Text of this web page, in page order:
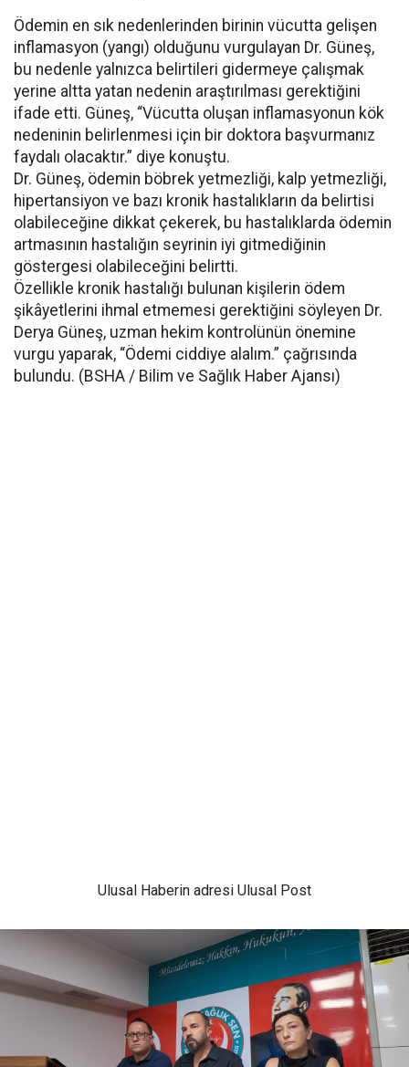
Ödemin en sık nedenlerinden birinin vücutta gelişen
inflamasyon (yangı) olduğunu vurgulayan Dr. Güneş,
bu nedenle yalnızca belirtileri gidermeye çalışmak
yerine altta yatan nedenin araştırılması gerektiğini
ifade etti. Güneş, “Vücutta oluşan inflamasyonun kök
nedeninin belirlenmesi için bir doktora başvurmanız
faydalı olacaktır.” diye konuştu.
Dr. Güneş, ödemin böbrek yetmezliği, kalp yetmezliği,
hipertansiyon ve bazı kronik hastalıkların da belirtisi
olabileceğine dikkat çekerek, bu hastalıklarda ödemin
artmasının hastalığın seyrinin iyi gitmediğinin
göstergesi olabileceğini belirtti.
Özellikle kronik hastalığı bulunan kişilerin ödem
şikâyetlerini ihmal etmemesi gerektiğini söyleyen Dr.
Derya Güneş, uzman hekim kontrolünün önemine
vurgu yaparak, “Ödemi ciddiye alalım.” çağrısında
bulundu. (BSHA / Bilim ve Sağlık Haber Ajansı)
Ulusal Haberin adresi Ulusal Post